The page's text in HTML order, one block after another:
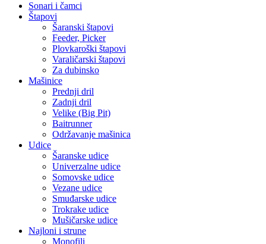
Sonari i čamci
Štapovi
Šaranski štapovi
Feeder, Picker
Plovkaroški štapovi
Varaličarski štapovi
Za dubinsko
Mašinice
Prednji dril
Zadnji dril
Velike (Big Pit)
Baitrunner
Održavanje mašinica
Udice
Šaranske udice
Univerzalne udice
Somovske udice
Vezane udice
Smuđarske udice
Trokrake udice
Mušičarske udice
Najloni i strune
Monofili